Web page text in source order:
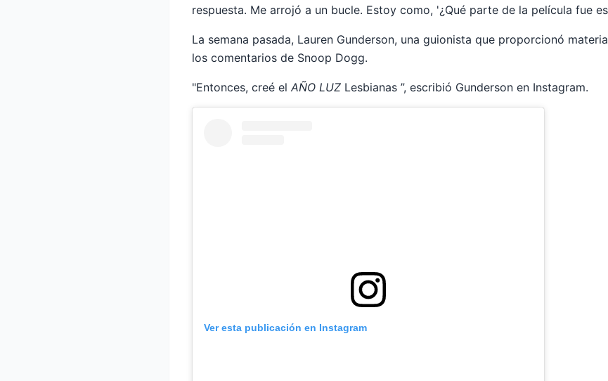
respuesta. Me arrojó a un bucle. Estoy como, '¿Qué parte de la película fue
La semana pasada, Lauren Gunderson, una guionista que proporcionó
los comentarios de Snoop Dogg.
"Entonces, creé el AÑO LUZ Lesbianas ”, escribió Gunderson en Instagram.
Ver esta publicación en Instagram